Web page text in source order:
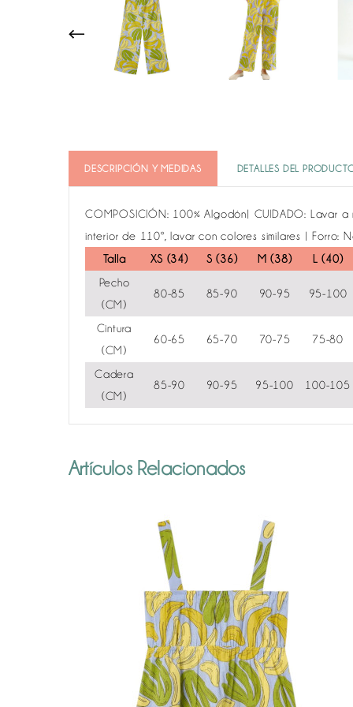
DESCRIPCIÓN Y MEDIDAS DETALLES DEL
COMPOSICIÓN: 100% Algodón| CUIDADO: Lavar
interior de 110º, lavar con colores similares | Forro:
Talla XS (34) S (36) M (38) L (40)
Pecho
(CM)
80-85 85-90 90-95 95-100
Cintura
(CM)
60-65 65-70 70-75 75-80
Cadera
(CM)
85-90 90-95 95-100 100-105
Artículos Relacionados